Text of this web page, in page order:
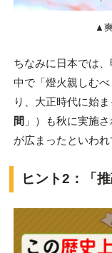
▲
ちなみに日本では
中で「燈火親しむ
り、大正時代に始
間 」）も秋に実施
が広まったといわれ
ヒント2：「